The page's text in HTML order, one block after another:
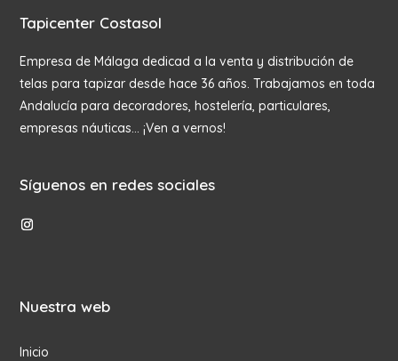
Tapicenter Costasol
Empresa de Málaga dedicad a la venta y distribución de
telas para tapizar desde hace 36 años. Trabajamos en toda
Andalucía para decoradores, hostelería, particulares,
empresas náuticas… ¡Ven a vernos!
Síguenos en redes sociales
Nuestra web
Inicio